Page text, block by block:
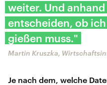
weiter. Und
entscheiden, ob
gießen muss."
Martin Kruszka,
Je nach dem, welche